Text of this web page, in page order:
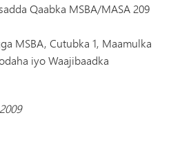
Qaabka MSBA/MASA 209
MSBA, Cutubka 1, Maamulka
iyo Waajibaadka